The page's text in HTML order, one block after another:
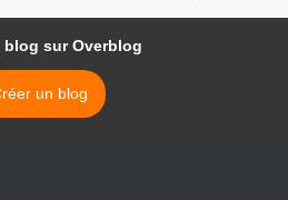
blog sur Overblog
un blog